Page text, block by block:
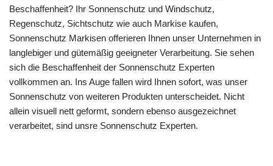
Beschaffenheit? Ihr Sonnenschutz und Windschutz,
Regenschutz, Sichtschutz wie auch Markise kaufen,
Sonnenschutz Markisen offerieren Ihnen unser Unternehmen in
langlebiger und gütemäßig geeigneter Verarbeitung. Sie sehen
sich die Beschaffenheit der Sonnenschutz Experten
vollkommen an. Ins Auge fallen wird Ihnen sofort, was unser
Sonnenschutz von weiteren Produkten unterscheidet. Nicht
allein visuell nett geformt, sondern ebenso ausgezeichnet
verarbeitet, sind unsre Sonnenschutz Experten.